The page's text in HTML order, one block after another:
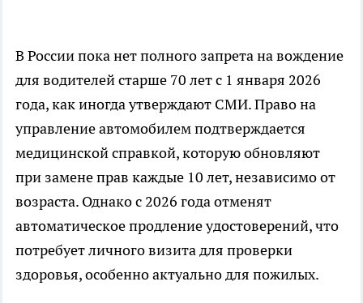
В России пока нет полного запрета на вождение
для водителей старше 70 лет с 1 января 2026
года, как иногда утверждают СМИ. Право на
управление автомобилем подтверждается
медицинской справкой, которую обновляют
при замене прав каждые 10 лет, независимо от
возраста. Однако с 2026 года отменят
автоматическое продление удостоверений, что
потребует личного визита для проверки
здоровья, особенно актуально для пожилых.​